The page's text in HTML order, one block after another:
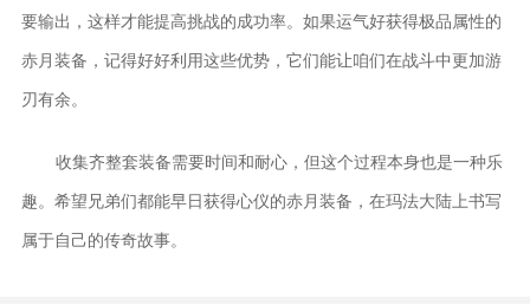
要输出，这样才能提高挑战的成功率。如果运气好获得极品属性的
赤月装备，记得好好利用这些优势，它们能让咱们在战斗中更加游
刃有余。
收集齐整套装备需要时间和耐心，但这个过程本身也是一种乐
趣。希望兄弟们都能早日获得心仪的赤月装备，在玛法大陆上书写
属于自己的传奇故事。